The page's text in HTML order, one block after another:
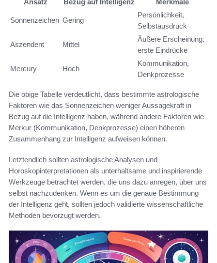
Ansatz
Bezug auf Intelligenz
Merkmale
Sonnenzeichen Gering
Persönlichkeit,
Selbstausdruck
Aszendent Mittel
Äußere Erscheinung,
erste Eindrücke
Mercury Hoch
Kommunikation,
Denkprozesse
Die obige Tabelle verdeutlicht, dass bestimmte astrologische
Faktoren wie das Sonnenzeichen weniger Aussagekraft in
Bezug auf die Intelligenz haben, während andere Faktoren wie
Merkur (Kommunikation, Denkprozesse) einen höheren
Zusammenhang zur Intelligenz aufweisen können.
Letztendlich sollten astrologische Analysen und
Horoskopinterpretationen als unterhaltsame und inspirierende
Werkzeuge betrachtet werden, die uns dazu anregen, über uns
selbst nachzudenken. Wenn es um die genaue Bestimmung
der Intelligenz geht, sollten jedoch validierte wissenschaftliche
Methoden bevorzugt werden.